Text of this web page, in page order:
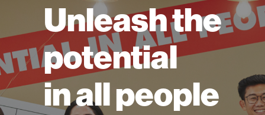
Unleash the
potential
in all people